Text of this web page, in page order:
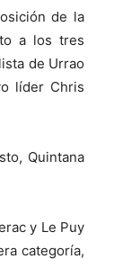
de la
a los tres
de Urrao
líder Chris
Quintana
y Le Puy
categoría,